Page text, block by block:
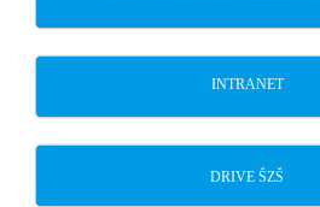
INTRANET
DRIVE ŠZŠ